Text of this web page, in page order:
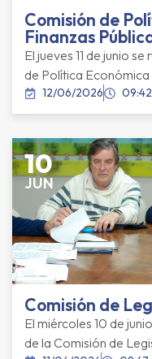
Comisión de
Finanzas
El jueves 11 de junio
de Política Económica
12/06/2026 09:42
10
JUN
Comisión de
El miércoles 10 de
de la Comisión de